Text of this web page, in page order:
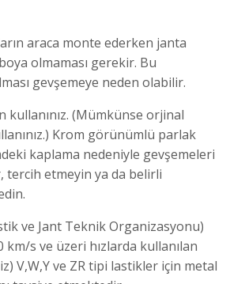
araca monte ederken janta
olmaması gerekir. Bu
gevşemeye neden olabilir.
(Mümkünse orjinal
Krom görünümlü parlak
kaplama nedeniyle gevşemeleri
tercih etmeyin ya da belirli
ve Jant Teknik Organizasyonu)
km/s ve üzeri hızlarda kullanılan
V,W,Y ve ZR tipi lastikler için metal